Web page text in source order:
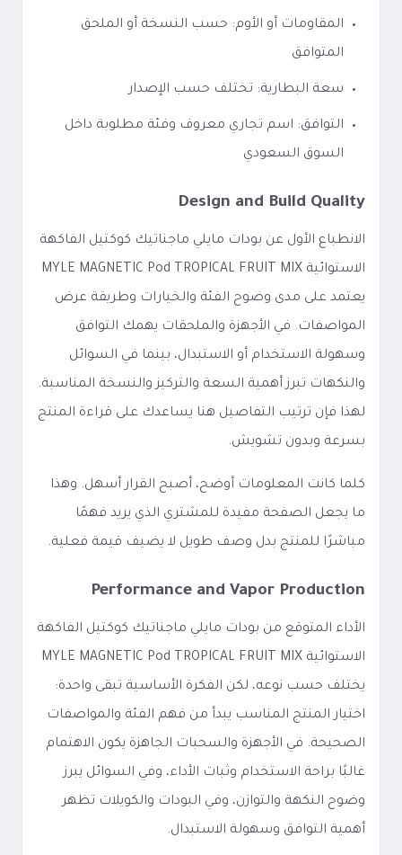
المقاومات أو الأوم: حسب النسخة أو الملحق
المتوافق
سعة البطارية: تختلف حسب الإصدار
التوافق: اسم تجاري معروف وفئة مطلوبة داخل
السوق السعودي
Design and Build Quality
الانطباع الأول عن بودات مايلي ماجناتيك كوكتيل الفاكهة
الاستوائية MYLE MAGNETIC Pod TROPICAL FRUIT MIX
يعتمد على مدى وضوح الفئة والخيارات وطريقة عرض
المواصفات. في الأجهزة والملحقات يهمك التوافق
وسهولة الاستخدام أو الاستبدال، بينما في السوائل
والنكهات تبرز أهمية السعة والتركيز والنسخة المناسبة.
لهذا فإن ترتيب التفاصيل هنا يساعدك على قراءة المنتج
بسرعة وبدون تشويش.
كلما كانت المعلومات أوضح، أصبح القرار أسهل. وهذا
ما يجعل الصفحة مفيدة للمشتري الذي يريد فهمًا
مباشرًا للمنتج بدل وصف طويل لا يضيف قيمة فعلية.
Performance and Vapor Production
الأداء المتوقع من بودات مايلي ماجناتيك كوكتيل الفاكهة
الاستوائية MYLE MAGNETIC Pod TROPICAL FRUIT MIX
يختلف حسب نوعه، لكن الفكرة الأساسية تبقى واحدة:
اختيار المنتج المناسب يبدأ من فهم الفئة والمواصفات
الصحيحة. في الأجهزة والسحبات الجاهزة يكون الاهتمام
غالبًا براحة الاستخدام وثبات الأداء، وفي السوائل يبرز
وضوح النكهة والتوازن، وفي البودات والكويلات تظهر
أهمية التوافق وسهولة الاستبدال.